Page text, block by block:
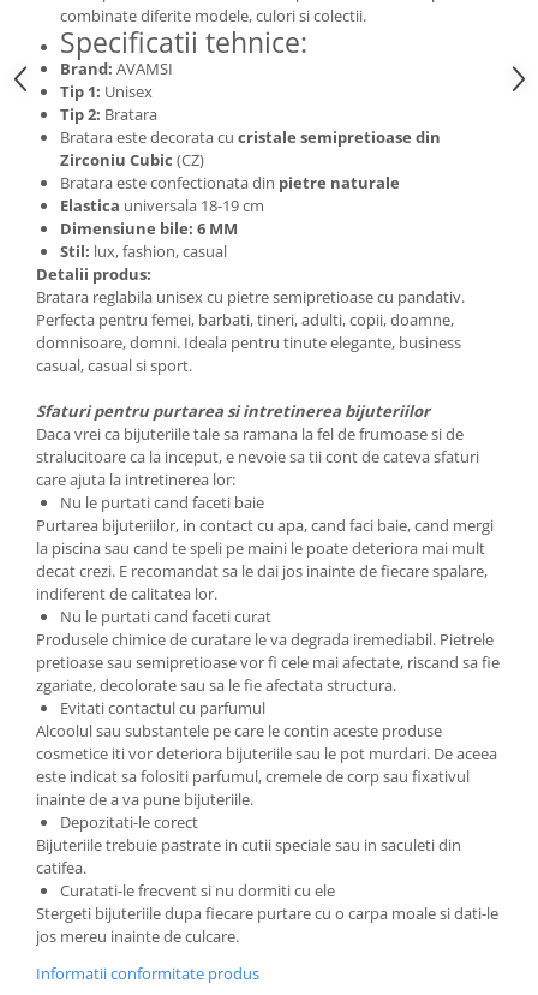
combinate diferite modele, culori si colectii.
Specificatii tehnice:
Brand: AVAMSI
Tip 1: Unisex
Tip 2: Bratara
Bratara este decorata cu cristale semipretioase din
Zirconiu Cubic (CZ)
Bratara este confectionata din pietre naturale
Elastica universala 18-19 cm
Dimensiune bile: 6 MM
Stil: lux, fashion, casual
Detalii produs:
Bratara reglabila unisex cu pietre semipretioase cu pandativ.
Perfecta pentru femei, barbati, tineri, adulti, copii, doamne,
domnisoare, domni. Ideala pentru tinute elegante, business
casual, casual si sport.
Sfaturi pentru purtarea si intretinerea bijuteriilor
Daca vrei ca bijuteriile tale sa ramana la fel de frumoase si de
stralucitoare ca la inceput, e nevoie sa tii cont de cateva sfaturi
care ajuta la intretinerea lor:
Nu le purtati cand faceti baie
Purtarea bijuteriilor, in contact cu apa, cand faci baie, cand mergi
la piscina sau cand te speli pe maini le poate deteriora mai mult
decat crezi. E recomandat sa le dai jos inainte de fiecare spalare,
indiferent de calitatea lor.
Nu le purtati cand faceti curat
Produsele chimice de curatare le va degrada iremediabil. Pietrele
pretioase sau semipretioase vor fi cele mai afectate, riscand sa fie
zgariate, decolorate sau sa le fie afectata structura.
Evitati contactul cu parfumul
Alcoolul sau substantele pe care le contin aceste produse
cosmetice iti vor deteriora bijuteriile sau le pot murdari. De aceea
este indicat sa folositi parfumul, cremele de corp sau fixativul
inainte de a va pune bijuteriile.
Depozitati-le corect
Bijuteriile trebuie pastrate in cutii speciale sau in saculeti din
catifea.
Curatati-le frecvent si nu dormiti cu ele
Stergeti bijuteriile dupa fiecare purtare cu o carpa moale si dati-le
jos mereu inainte de culcare.
Informatii conformitate produs